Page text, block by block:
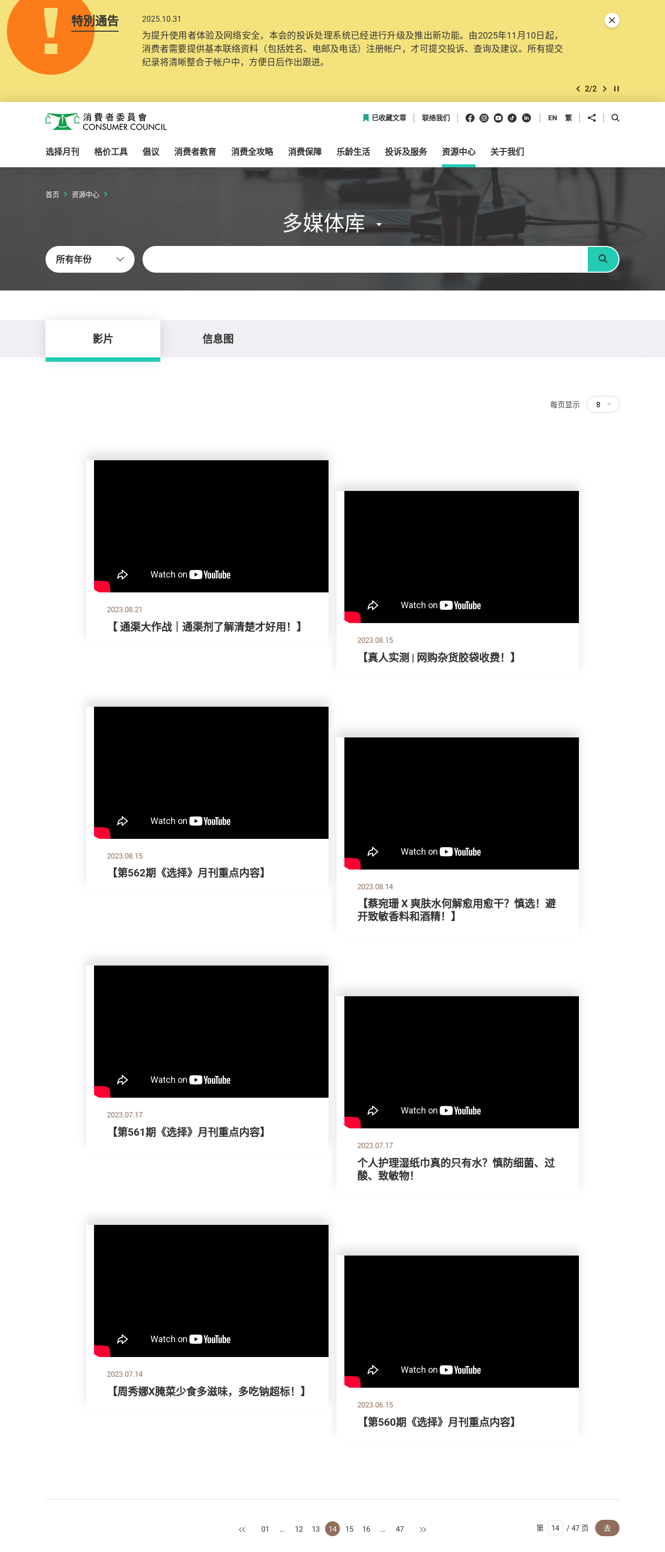
特別通告 2025.10.31
为提升使用者体验及网络安全，本会的投诉处理系统已经进行升级及推出新功能。由2025年11月10日起，
消费者需要提供基本联络资料（包括姓名、电邮及电话）注册帐户，才可提交投诉、查询及建议。所有提交
纪录将清晰整合于帐户中，方便日后作出跟进。
上一个
2/2 下一个开始/暂停幻灯
关闭特別通告
消费者委员会
已收藏文章 联络我们 Facebook
Instagram
Youtube
抖音领英 EN 繁 分享到 开启搜寻框
选择月刊 格价工具 倡议 消费者教育 消费全攻略 消费保障 乐龄生活 投诉及服务 资源中心 关于我们
首页 资源中心
多媒体库
所有年份
关键字
搜寻
影片 信息图
每页显示 8
2023.08.21
【 通渠大作战｜通渠剂了解清楚才好用！】
2023.08.15
【真人实测 | 网购杂货胶袋收费！】
2023.08.15
【第562期《选择》月刊重点内容】
2023.08.14
【蔡宛珊 X 爽肤水何解愈用愈干？慎选！避
开致敏香料和酒精！】
2023.07.17
【第561期《选择》月刊重点内容】
2023.07.17
个人护理湿纸巾真的只有水？慎防细菌、过
酸、致敏物！
2023.07.14
【周秀娜X腌菜少食多滋味，多吃钠超标！】
2023.06.15
【第560期《选择》月刊重点内容】
上一页
01 … 12 13 14 15 16 … 47 下一页 第 / 47 页 去